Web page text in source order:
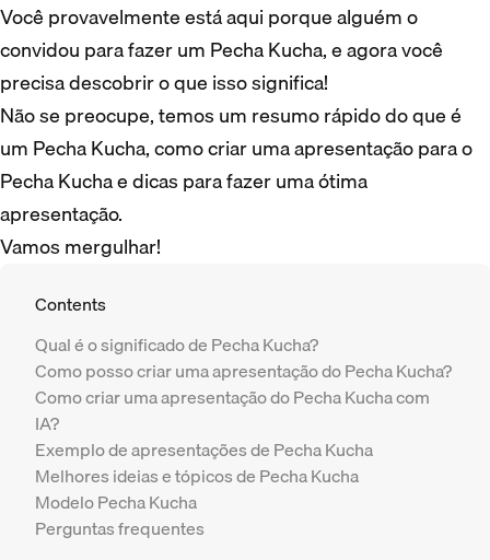
Você provavelmente está aqui porque alguém o
convidou para fazer um Pecha Kucha, e agora você
precisa descobrir o que isso significa!
Não se preocupe, temos um resumo rápido do que é
um Pecha Kucha, como criar uma apresentação para o
Pecha Kucha e dicas para fazer uma ótima
apresentação.
Vamos mergulhar!
Contents
Qual é o significado de Pecha Kucha?
Como posso criar uma apresentação do Pecha Kucha?
Como criar uma apresentação do Pecha Kucha com
IA?
Exemplo de apresentações de Pecha Kucha
Melhores ideias e tópicos de Pecha Kucha
Modelo Pecha Kucha
Perguntas frequentes